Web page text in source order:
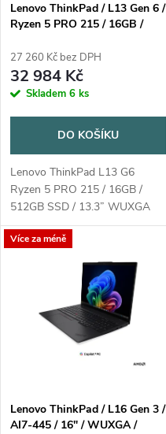
p
r
o
u
k
t
p
r
o
d
u
k
Lenovo ThinkPad / L13 Gen 6 /
Ryzen 5 PRO 215 / 16GB /
IPS / 3yOnSite / Win11 Pro /
černá
27 260 Kč bez DPH
32 984 Kč
Skladem 6 ks
DO KOŠÍKU
Lenovo ThinkPad L13 G6
Ryzen 5 PRO 215 / 16GB /
512GB SSD / 13.3” WUXGA
IPS / 3yOnSite / Win11 Pro /
černá
Více za méně
Lenovo ThinkPad / L16 Gen 3 /
AI7-445 / 16" / WUXGA /